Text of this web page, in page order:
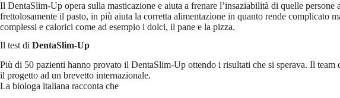
Il DentaSlim-Up opera sulla masticazione e aiuta a frenare l’insaziabilità di quelle persone
frettolosamente il pasto, in più aiuta la corretta alimentazione in quanto rende complicato
complessi e calorici come ad esempio i dolci, il pane e la pizza.
Il test di DentaSlim-Up
Più di 50 pazienti hanno provato il DentaSlim-Up ottendo i risultati che si sperava. Il team
il progetto ad un brevetto internazionale.
La biologa italiana racconta che